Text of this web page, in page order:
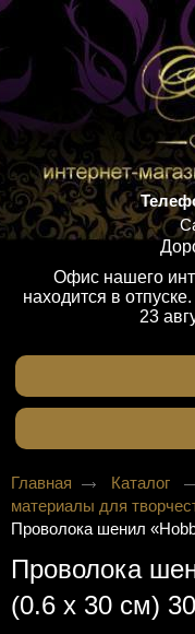
Офис нашего
находится в
23
Главная Каталог
материалы для
Проволока шенил
Проволока
(0.6 x 30 см)